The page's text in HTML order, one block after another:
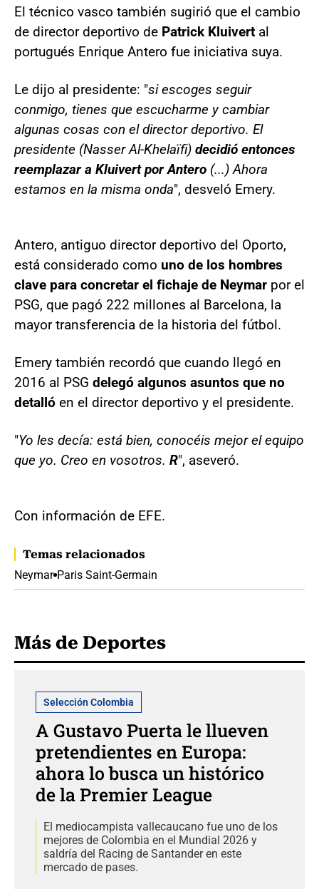
El técnico vasco también sugirió que el cambio
de director deportivo de Patrick Kluivert al
portugués Enrique Antero fue iniciativa suya.
Le dijo al presidente: "si escoges seguir
conmigo, tienes que escucharme y cambiar
algunas cosas con el director deportivo. El
presidente (Nasser Al-Khelaïfi) decidió entonces
reemplazar a Kluivert por Antero (...) Ahora
estamos en la misma onda", desveló Emery.
Antero, antiguo director deportivo del Oporto,
está considerado como uno de los hombres
clave para concretar el fichaje de Neymar por el
PSG, que pagó 222 millones al Barcelona, la
mayor transferencia de la historia del fútbol.
Emery también recordó que cuando llegó en
2016 al PSG delegó algunos asuntos que no
detalló en el director deportivo y el presidente.
"Yo les decía: está bien, conocéis mejor el equipo
que yo. Creo en vosotros. R", aseveró.
Con información de EFE.
Temas relacionados
Neymar Paris Saint-Germain
Más de Deportes
Selección Colombia
A Gustavo Puerta le llueven
pretendientes en Europa:
ahora lo busca un histórico
de la Premier League
El mediocampista vallecaucano fue uno de los
mejores de Colombia en el Mundial 2026 y
saldría del Racing de Santander en este
mercado de pases.